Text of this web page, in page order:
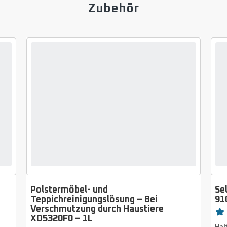
Zubehör
Polstermöbel- und
Teppichreinigungslösung – Bei
Verschmutzung durch Haustiere
XD5320F0 – 1L
Bewertung